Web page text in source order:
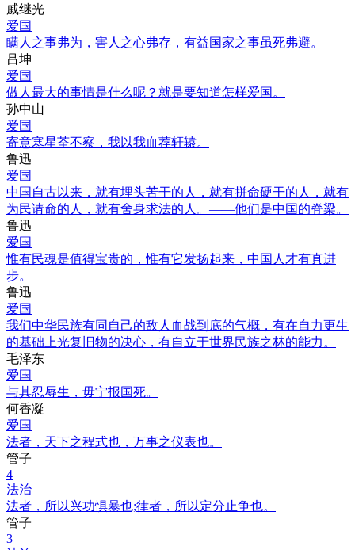
戚继光
爱国
瞒人之事弗为，害人之心弗存，有益国家之事虽死弗避。
吕坤
爱国
做人最大的事情是什么呢？就是要知道怎样爱国。
孙中山
爱国
寄意寒星荃不察，我以我血荐轩辕。
鲁迅
爱国
中国自古以来，就有埋头苦干的人，就有拼命硬干的人，就有
为民请命的人，就有舍身求法的人。——他们是中国的脊梁。
鲁迅
爱国
惟有民魂是值得宝贵的，惟有它发扬起来，中国人才有真进
步。
鲁迅
爱国
我们中华民族有同自己的敌人血战到底的气概，有在自力更生
的基础上光复旧物的决心，有自立于世界民族之林的能力。
毛泽东
爱国
与其忍辱生，毋宁报国死。
何香凝
爱国
法者，天下之程式也，万事之仪表也。
管子
4
法治
法者，所以兴功惧暴也;律者，所以定分止争也。
管子
3